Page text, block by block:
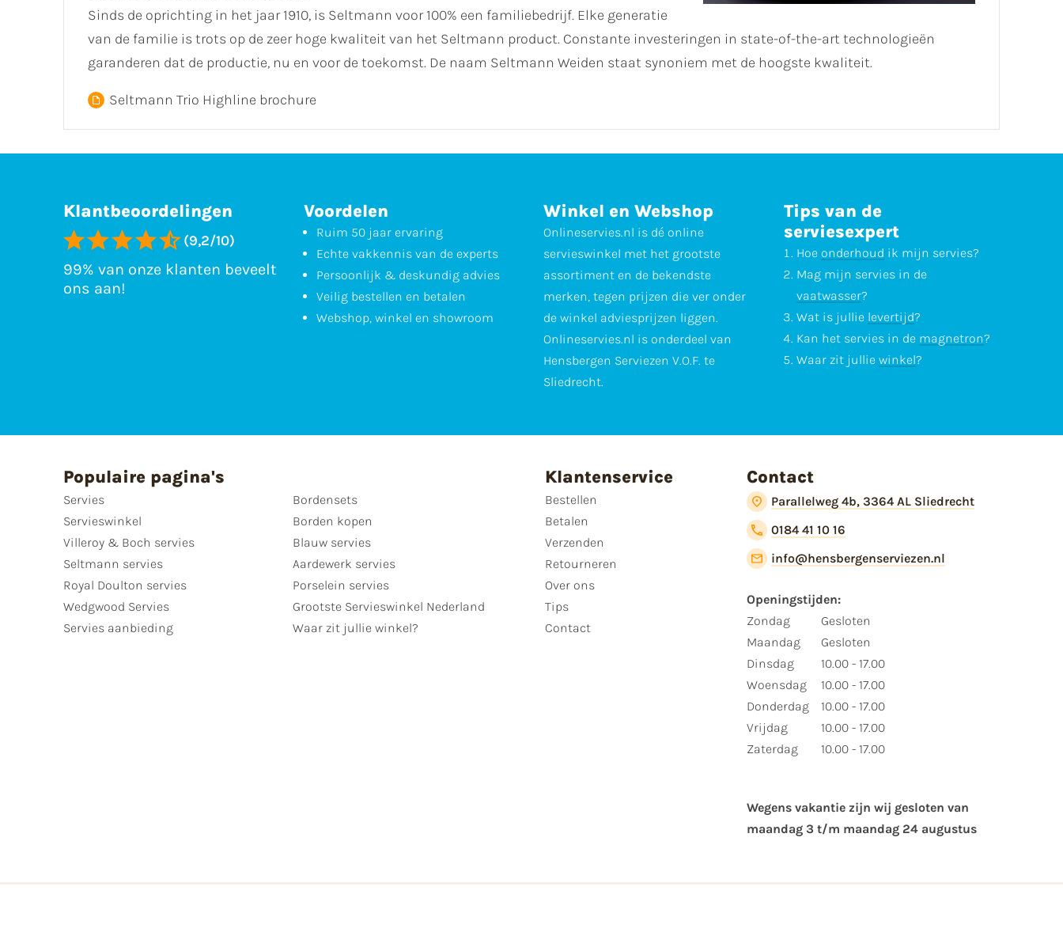
Sinds de oprichting in het jaar 1910, is Seltmann voor 100% een familiebedrijf. Elke generatie
van de familie is trots op de zeer hoge kwaliteit van het Seltmann product. Constante investeringen in state-of-the-art technologieën
garanderen dat de productie, nu en voor de toekomst. De naam Seltmann Weiden staat synoniem met de hoogste kwaliteit.
Seltmann Trio Highline brochure
Klantbeoordelingen
(9,2/10)
99% van onze klanten beveelt
ons aan!
Voordelen
Ruim 50 jaar ervaring
Echte vakkennis van de experts
Persoonlijk & deskundig advies
Veilig bestellen en betalen
Webshop, winkel en showroom
Winkel en Webshop
Onlineservies.nl is dé online
servieswinkel met het grootste
assortiment en de bekendste
merken, tegen prijzen die ver onder
de winkel adviesprijzen liggen.
Onlineservies.nl is onderdeel van
Hensbergen Serviezen V.O.F. te
Sliedrecht.
Tips van de
serviesexpert
Hoe onderhoud ik mijn servies?
Mag mijn servies in de
vaatwasser?
Wat is jullie levertijd?
Kan het servies in de magnetron?
Waar zit jullie winkel?
Populaire pagina's
Servies
Servieswinkel
Villeroy & Boch servies
Seltmann servies
Royal Doulton servies
Wedgwood Servies
Servies aanbieding
Bordensets
Borden kopen
Blauw servies
Aardewerk servies
Porselein servies
Grootste Servieswinkel Nederland
Waar zit jullie winkel?
Klantenservice
Bestellen
Betalen
Verzenden
Retourneren
Over ons
Tips
Contact
Contact
Parallelweg 4b, 3364 AL Sliedrecht
0184 41 10 16
info@hensbergenserviezen.nl
Openingstijden:
Zondag
Maandag
Dinsdag
Woensdag
Donderdag
Vrijdag
Zaterdag
Gesloten
Gesloten
10.00 - 17.00
10.00 - 17.00
10.00 - 17.00
10.00 - 17.00
10.00 - 17.00
Wegens vakantie zijn wij gesloten van ​
maandag 3 t/m maandag 24 augustus